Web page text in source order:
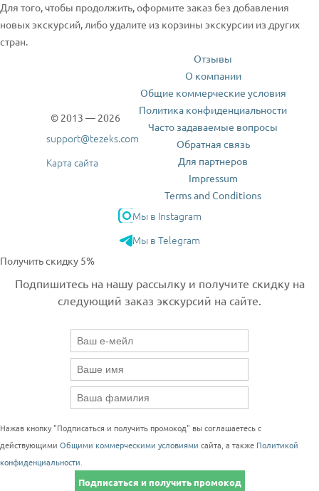
Для того, чтобы продолжить, оформите заказ без добавления
новых экскурсий, либо удалите из корзины экскурсии из других
стран.
© 2013 — 2026
support@tezeks.com
Карта сайта
Отзывы
О компании
Общие коммерческие условия
Политика конфиденциальности
Часто задаваемые вопросы
Обратная связь
Для партнеров
Impressum
Terms and Conditions
Мы в Instagram
Мы в Telegram
Получить скидку 5%
Подпишитесь на нашу рассылку и получите скидку на
следующий заказ экскурсий на сайте.
Нажав кнопку "Подписаться и получить промокод" вы соглашаетесь с
действующими Общими коммерческими условиями сайта, а также Политикой
конфиденциальности
Подписаться и получить промокод